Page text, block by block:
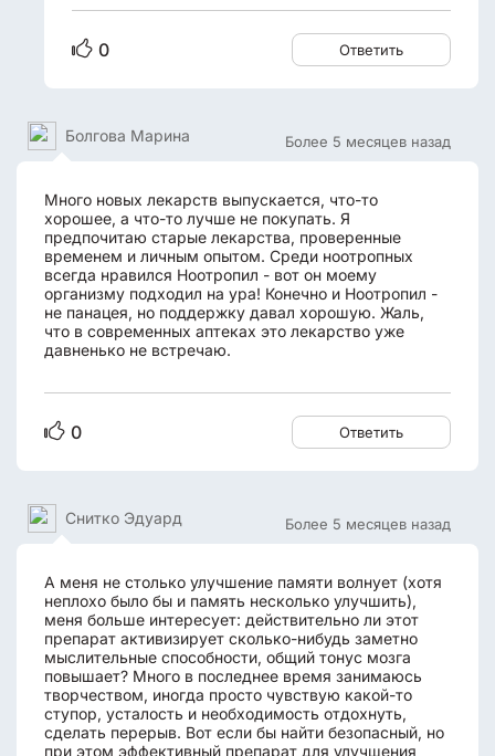
0 Ответить
Более 5 месяцев назад
Болгова Марина
Много новых лекарств выпускается, что-то
хорошее, а что-то лучше не покупать. Я
предпочитаю старые лекарства, проверенные
временем и личным опытом. Среди ноотропных
всегда нравился Ноотропил - вот он моему
организму подходил на ура! Конечно и Ноотропил -
не панацея, но поддержку давал хорошую. Жаль,
что в современных аптеках это лекарство уже
давненько не встречаю.
0 Ответить
Более 5 месяцев назад
Снитко Эдуард
А меня не столько улучшение памяти волнует (хотя
неплохо было бы и память несколько улучшить),
меня больше интересует: действительно ли этот
препарат активизирует сколько-нибудь заметно
мыслительные способности, общий тонус мозга
повышает? Много в последнее время занимаюсь
творчеством, иногда просто чувствую какой-то
ступор, усталость и необходимость отдохнуть,
сделать перерыв. Вот если бы найти безопасный, но
при этом эффективный препарат для улучшения